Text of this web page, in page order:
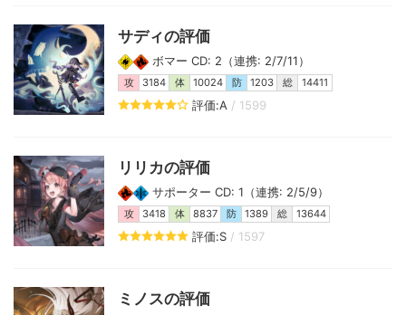
サディの評価
ボマー CD: 2（連携: 2/7/11）
攻 3184 体 10024 防 1203 総 14411
評価:A / 1599
リリカの評価
サポーター CD: 1（連携: 2/5/9）
攻 3418 体 8837 防 1389 総 13644
評価:S / 1597
ミノスの評価